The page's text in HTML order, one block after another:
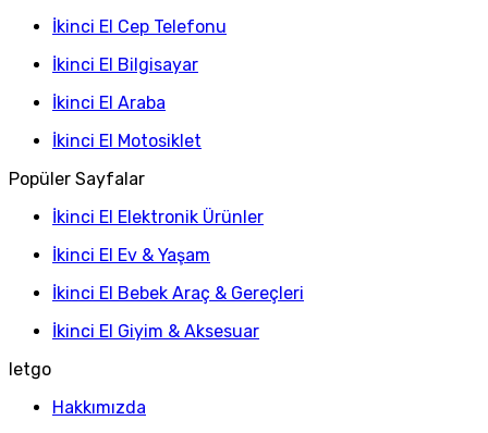
İkinci El Cep Telefonu
İkinci El Bilgisayar
İkinci El Araba
İkinci El Motosiklet
Popüler Sayfalar
İkinci El Elektronik Ürünler
İkinci El Ev & Yaşam
İkinci El Bebek Araç & Gereçleri
İkinci El Giyim & Aksesuar
letgo
Hakkımızda